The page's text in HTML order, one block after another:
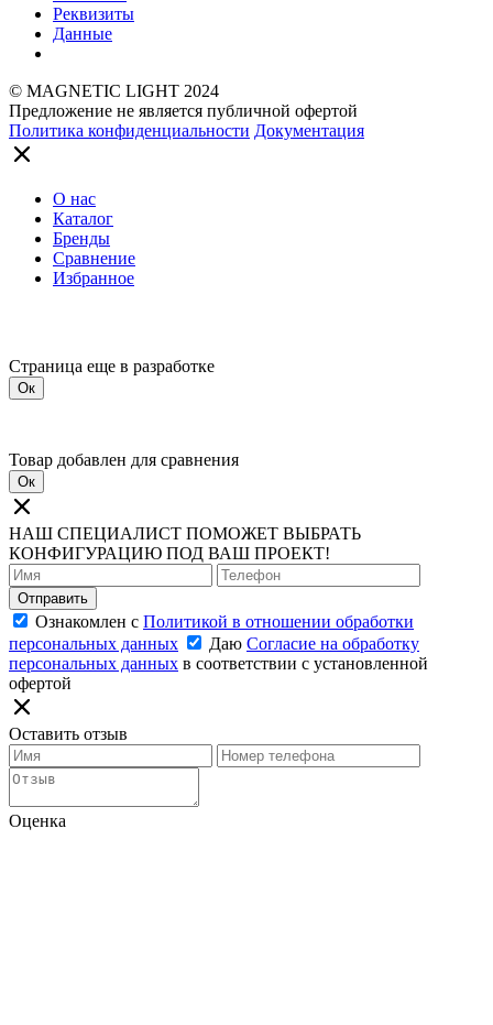
Реквизиты
Данные
© MAGNETIC LIGHT 2024
Предложение не является публичной офертой
Политика конфиденциальности Документация
О нас
Каталог
Бренды
Сравнение
Избранное
Страница еще в разработке
Ок
Товар добавлен для сравнения
Ок
НАШ СПЕЦИАЛИСТ ПОМОЖЕТ ВЫБРАТЬ
КОНФИГУРАЦИЮ ПОД ВАШ ПРОЕКТ!
Отправить
Ознакомлен с Политикой в отношении обработки
персональных данных
Даю Согласие на обработку
персональных данных в соответствии с установленной
офертой
Оставить отзыв
Оценка